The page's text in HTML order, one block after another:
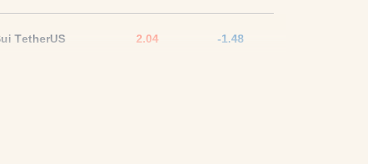
TetherUS 2.04 -1.48